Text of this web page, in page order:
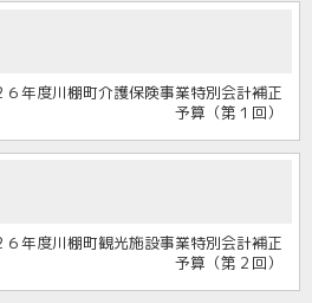
年度川棚町介護保険事業特別会計補正
予算（第１回）
年度川棚町観光施設事業特別会計補正
予算（第２回）